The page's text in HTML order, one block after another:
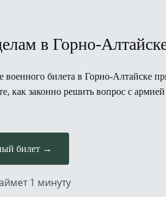
в Горно-
билета в Горно-Алтайске
как законно решить вопрос с
билет →
1 минуту